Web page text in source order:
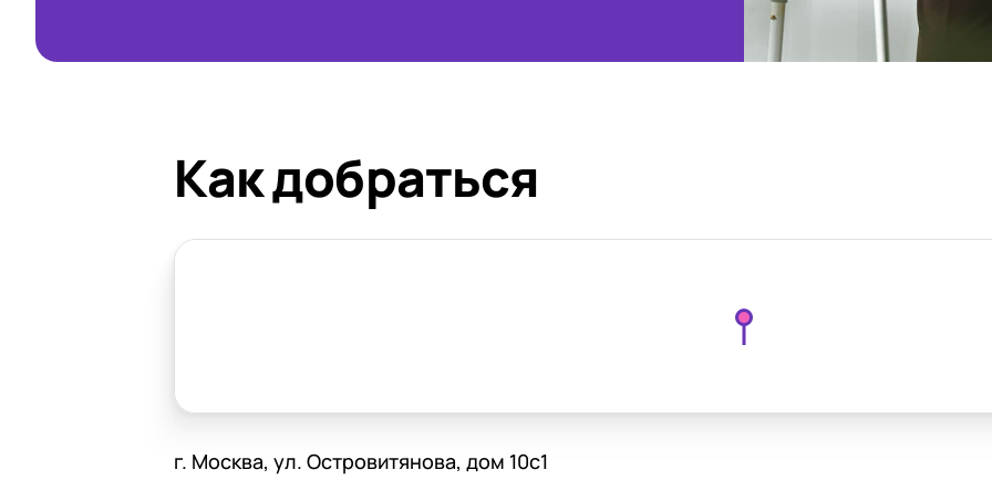
Как добраться
г. Москва, ул. Островитянова, дом 10с1